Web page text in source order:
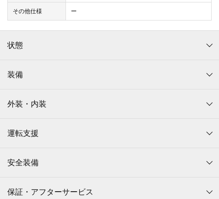
その他仕様 ー
状態
装備
外装・内装
運転支援
安全装備
保証・アフターサービス